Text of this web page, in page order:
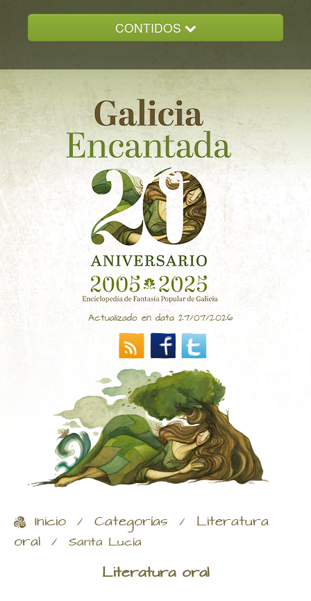
CONTIDOS
GALICIA ENCANTADA
DOCUMENTACION
NOVAS
CONTACTO
Actualizado en data 27/07/2026
Inicio / Categorías / Literatura
oral / Santa Lucía
Literatura oral